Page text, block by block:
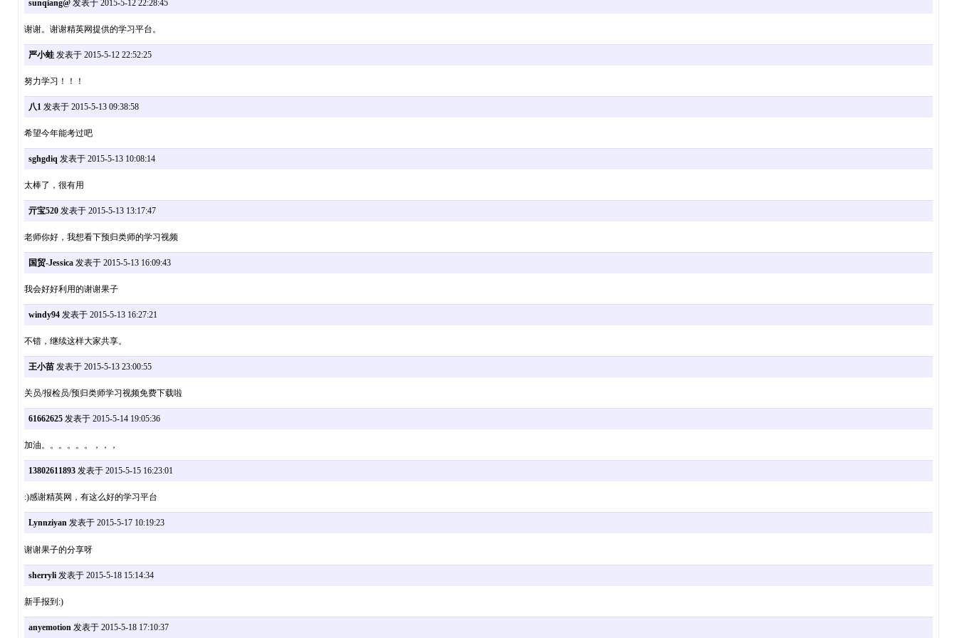
sunqiang@发表于 2015-5-12 22:28:45
谢谢。谢谢精英网提供的学习平台。
严小蛙发表于 2015-5-12 22:52:25
努力学习！！！
八1发表于 2015-5-13 09:38:58
希望今年能考过吧
sghgdiq 发表于 2015-5-13 10:08:14
太棒了，很有用
亓宝520发表于 2015-5-13 13:17:47
老师你好，我想看下预归类师的学习视频
国贸-Jessica发表于 2015-5-13 16:09:43
我会好好利用的谢谢果子
windy94发表于 2015-5-13 16:27:21
不错，继续这样大家共享。
王小苗发表于 2015-5-13 23:00:55
关员/报检员/预归类师学习视频免费下载啦
61662625发表于 2015-5-14 19:05:36
加油。。。。。。，，，
13802611893发表于 2015-5-15 16:23:01
:)感谢精英网，有这么好的学习平台
Lynnziyan发表于 2015-5-17 10:19:23
谢谢果子的分享呀
sherryli发表于 2015-5-18 15:14:34
新手报到:)
anyemotion 发表于 2015-5-18 17:10:37